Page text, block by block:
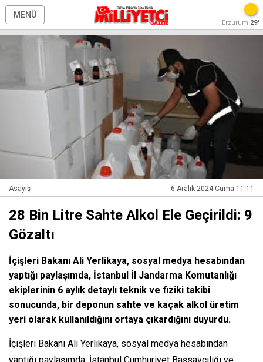
MENÜ
Erzurum 29°
Asayiş 6 Aralık 2024 Cuma 11:11
28 Bin Litre Sahte Alkol Ele Geçirildi: 9
Gözaltı
İçişleri Bakanı Ali Yerlikaya, sosyal medya hesabından
yaptığı paylaşımda, İstanbul İl Jandarma Komutanlığı
ekiplerinin 6 aylık detaylı teknik ve fiziki takibi
sonucunda, bir deponun sahte ve kaçak alkol üretim
yeri olarak kullanıldığını ortaya çıkardığını duyurdu.
İçişleri Bakanı Ali Yerlikaya, sosyal medya hesabından